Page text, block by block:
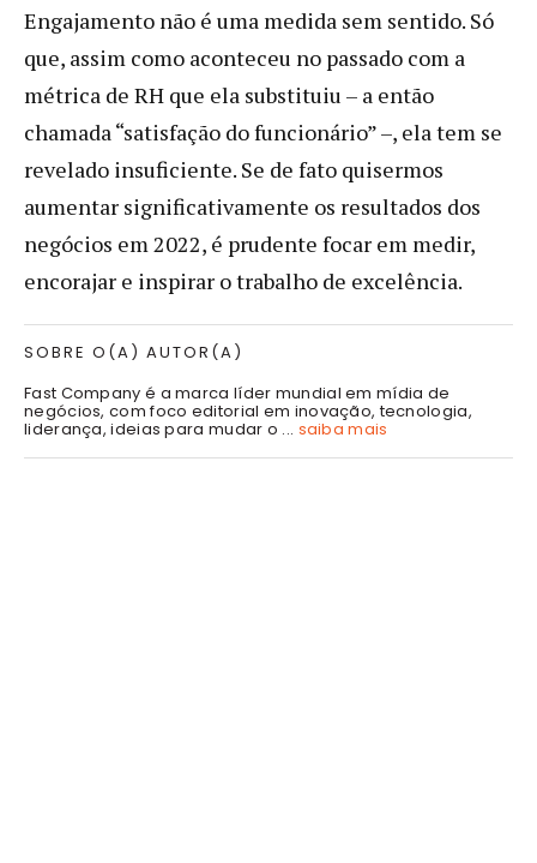
Engajamento não é uma medida sem sentido. Só
que, assim como aconteceu no passado com a
métrica de RH que ela substituiu – a então
chamada “satisfação do funcionário” –, ela tem se
revelado insuficiente. Se de fato quisermos
aumentar significativamente os resultados dos
negócios em 2022, é prudente focar em medir,
encorajar e inspirar o trabalho de excelência.
SOBRE O(A) AUTOR(A)
Fast Company é a marca líder mundial em mídia de
negócios, com foco editorial em inovação, tecnologia,
liderança, ideias para mudar o ... saiba mais